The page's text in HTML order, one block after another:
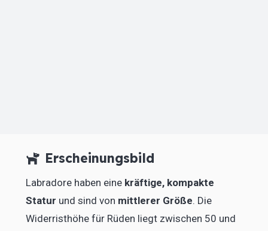
Erscheinungsbild
Labradore haben eine kräftige, kompakte
Statur und sind von mittlerer Größe. Die
Widerristhöhe für Rüden liegt zwischen 50 und